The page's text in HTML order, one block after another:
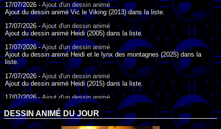
17/07/2026 - Ajout d'un dessin animé
Ajout du dessin animé Vic le Viking (2013) dans la liste.
17/07/2026 -Ajout d'un dessin animé
Ajout du dessin animé Heidi (2005) dans la liste.
17/07/2026 -Ajout d'un dessin animé
Ajout du dessin animé Heidi et le lynx des montagnes (2025) dans la
liste.
17/07/2026 -Ajout d'un dessin animé
Ajout du dessin animé Heidi (2015) dans la liste.
17/07/2026 - Ajout d'un dessin animé
Ajout du dessin animé Heidi (1995) dans la liste.
09/07/2026 -Ajout d'un dessin animé
Ajout du dessin animé Genki l'Aventurier de la Chance (2006) dans la
DESSIN ANIMÉ DU JOUR